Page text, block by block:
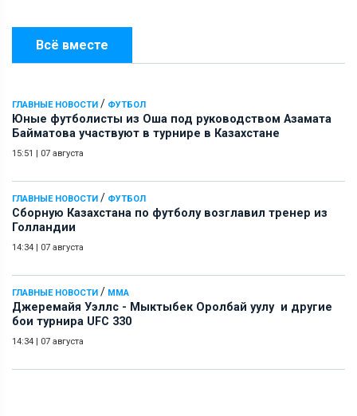
Всё вместе
ГЛАВНЫЕ НОВОСТИ / ФУТБОЛ
Юные футболисты из Оша под руководством Азамата
Байматова участвуют в турнире в Казахстане
15:51 | 07 августа
ГЛАВНЫЕ НОВОСТИ / ФУТБОЛ
Сборную Казахстана по футболу возглавил тренер из
Голландии
14:34 | 07 августа
ГЛАВНЫЕ НОВОСТИ / ММА
Джеремайя Уэллс - Мыктыбек Оролбай уулу и другие
бои турнира UFC 330
14:34 | 07 августа